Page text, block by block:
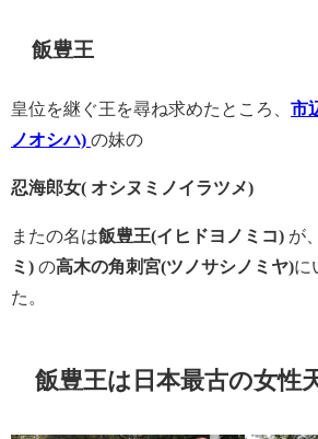
飯豊王
皇位を継ぐ王を尋ね求めたところ、 市
ノオシハ) の妹の
忍海郎女( オシヌミノイラツメ)
またの名は飯豊王(イヒドヨノミコ) が、
ミ) の高木の角刺宮(ツノサシノミヤ)に
た。
飯豊王は日本最古の女性